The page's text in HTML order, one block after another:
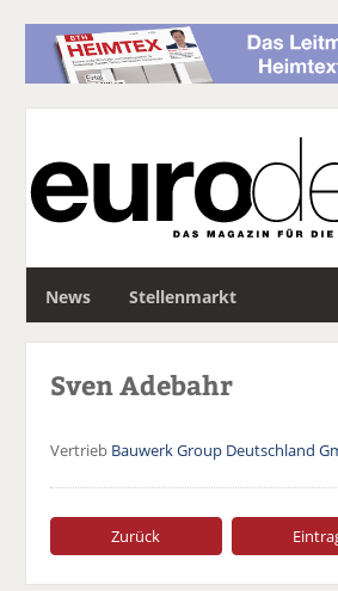
News Stellenmarkt
Sven Adebahr
Vertrieb Bauwerk Group Deutschland
Zurück